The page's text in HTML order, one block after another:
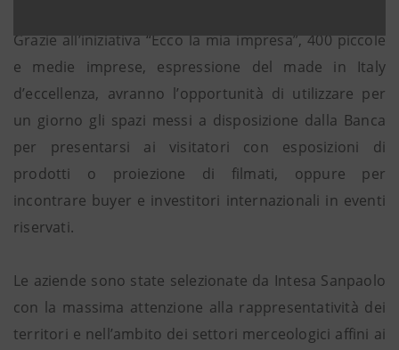
Grazie all’iniziativa “Ecco la mia impresa”, 400 piccole
e medie imprese, espressione del made in Italy
d’eccellenza, avranno l’opportunità di utilizzare per
un giorno gli spazi messi a disposizione dalla Banca
per presentarsi ai visitatori con esposizioni di
prodotti o proiezione di filmati, oppure per
incontrare buyer e investitori internazionali in eventi
riservati.
Le aziende sono state selezionate da Intesa Sanpaolo
con la massima attenzione alla rappresentatività dei
territori e nell’ambito dei settori merceologici affini ai